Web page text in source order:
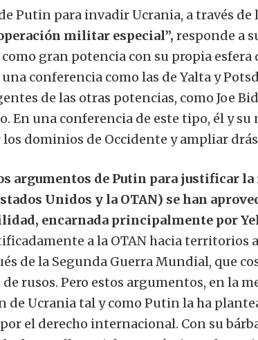
Putin para invadir Ucrania, a través de
militar especial”, responde a
gran potencia con su propia
conferencia como las de Yalta y
de las otras potencias, como Joe
En una conferencia de este tipo, él y
dominios de Occidente y ampliar
argumentos de Putin para justificar
Unidos y la OTAN) se han
encarnada principalmente por
a la OTAN hacia territorios
de la Segunda Guerra Mundial, que
rusos. Pero estos argumentos, en la
Ucrania tal y como Putin la ha
el derecho internacional. Con su